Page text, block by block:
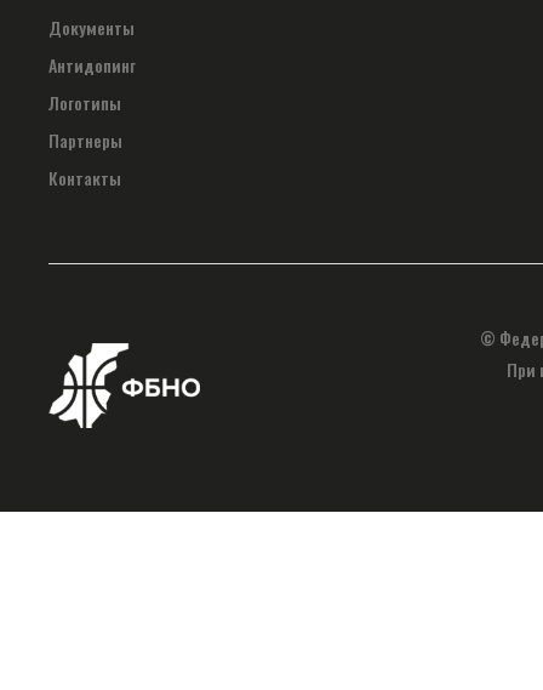
Документы
Антидопинг
Логотипы
Партнеры
Контакты
©
При